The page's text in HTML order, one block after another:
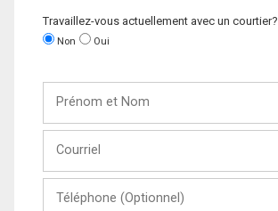
Travaillez-vous actuellement avec un courtier?
Non Oui
Nom
(Optionnel)